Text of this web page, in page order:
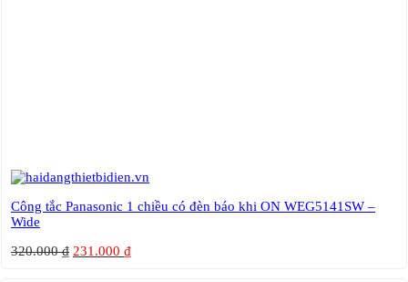
Công tắc Panasonic 1 chiều có đèn báo khi ON WEG5141SW –
Wide
320.000₫ 231.000 ₫